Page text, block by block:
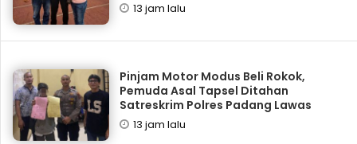
13 jam lalu
Pinjam Motor Modus Beli Rokok,
Pemuda Asal Tapsel Ditahan
Satreskrim Polres Padang Lawas
13 jam lalu